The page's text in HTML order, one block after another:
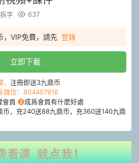
字 637
，VIP免費，請先 登錄
立即下載
注冊即送3九鼎币
微信：804407916
會員 ❸成爲會員有什麽好處
币，充240送88九鼎币，充360送140九鼎